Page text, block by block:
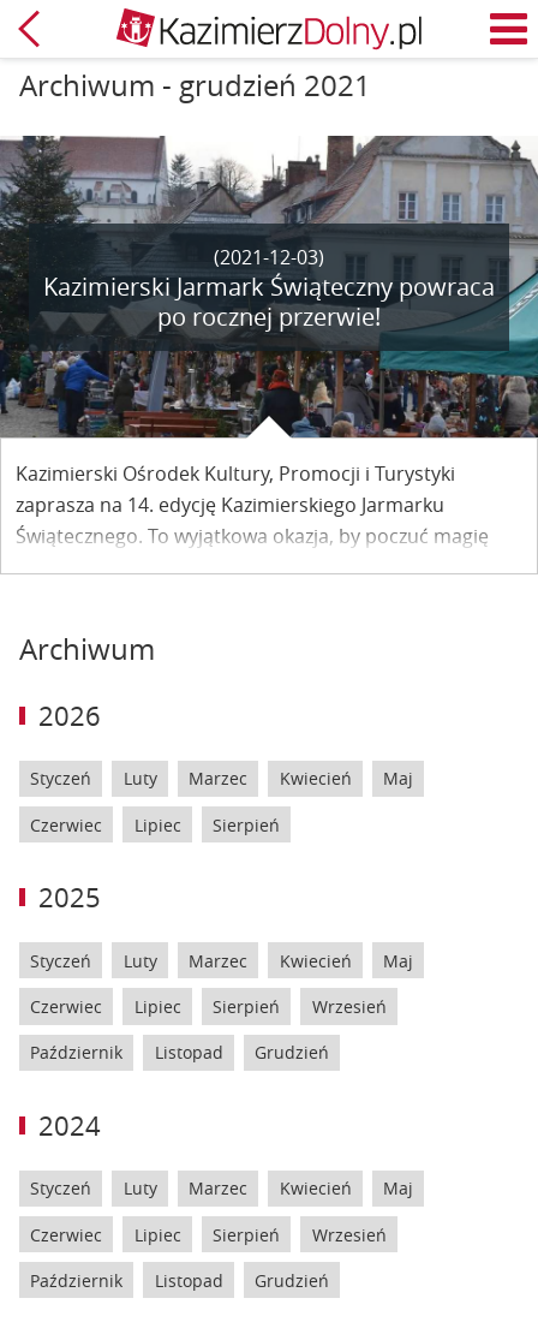
Powrót
Archiwum - grudzień 2021
(2021-12-03)
Kazimierski Jarmark Świąteczny powraca
po rocznej przerwie!
Kazimierski Ośrodek Kultury, Promocji i Turystyki
zaprasza na 14. edycję Kazimierskiego Jarmarku
Świątecznego. To wyjątkowa okazja, by poczuć magię
nadchodzących świąt.
Archiwum
2026
Styczeń Luty Marzec Kwiecień Maj
Czerwiec Lipiec Sierpień
2025
Styczeń Luty Marzec Kwiecień Maj
Czerwiec Lipiec Sierpień Wrzesień
Październik Listopad Grudzień
2024
Styczeń Luty Marzec Kwiecień Maj
Czerwiec Lipiec Sierpień Wrzesień
Październik Listopad Grudzień